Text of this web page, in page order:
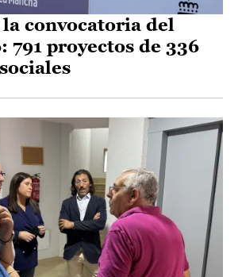
convocatoria del
791 proyectos de 336